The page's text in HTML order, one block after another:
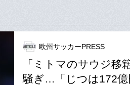
欧州サッカーPRESS
「ミトマのサウジ移
騒ぎ…「じつは172億